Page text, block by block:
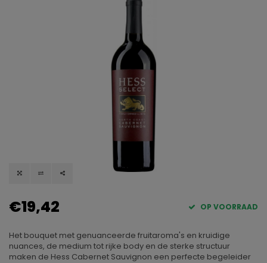
€19,42 OP VOORRAAD
Het bouquet met genuanceerde fruitaroma's en kruidige
nuances, de medium tot rijke body en de sterke structuur
maken de Hess Cabernet Sauvignon een perfecte begeleider